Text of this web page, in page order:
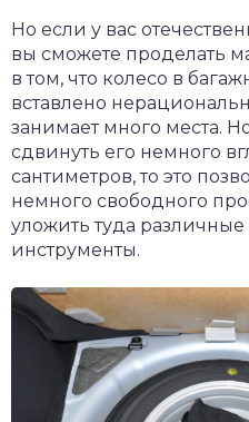
Но если у вас
вы сможете проделать
в том, что колесо в
вставлено
занимает много места.
сдвинуть его немного
сантиметров, то это
немного свободного
уложить туда
инструменты.